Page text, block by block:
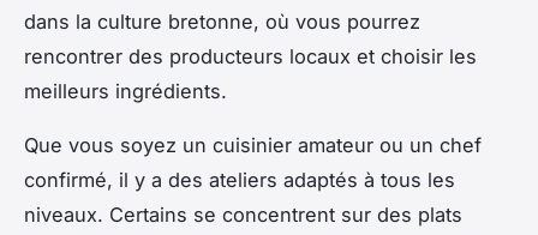
dans la culture bretonne, où vous pourrez
rencontrer des producteurs locaux et choisir les
meilleurs ingrédients.
Que vous soyez un cuisinier amateur ou un chef
confirmé, il y a des ateliers adaptés à tous les
niveaux. Certains se concentrent sur des plats